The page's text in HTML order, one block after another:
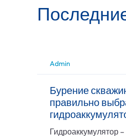
Admin
Бурение
правильно
Гидроаккумулятор